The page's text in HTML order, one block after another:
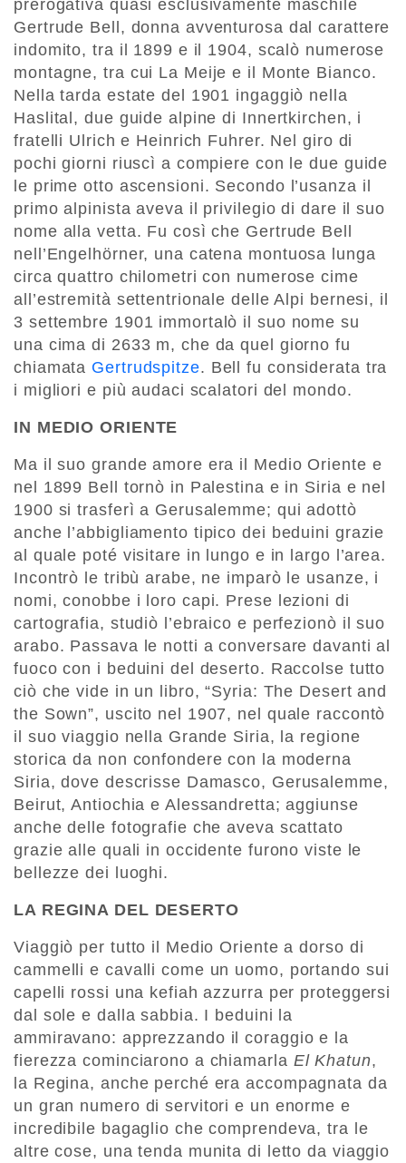
prerogativa quasi esclusivamente maschile
Gertrude Bell, donna avventurosa dal carattere
indomito, tra il 1899 e il 1904, scalò numerose
montagne, tra cui La Meije e il Monte Bianco.
Nella tarda estate del 1901 ingaggiò nella
Haslital, due guide alpine di Innertkirchen, i
fratelli Ulrich e Heinrich Fuhrer. Nel giro di
pochi giorni riuscì a compiere con le due guide
le prime otto ascensioni. Secondo l’usanza il
primo alpinista aveva il privilegio di dare il suo
nome alla vetta. Fu così che Gertrude Bell
nell’Engelhörner, una catena montuosa lunga
circa quattro chilometri con numerose cime
all’estremità settentrionale delle Alpi bernesi, il
3 settembre 1901 immortalò il suo nome su
una cima di 2633 m, che da quel giorno fu
chiamata Gertrudspitze. Bell fu considerata tra
i migliori e più audaci scalatori del mondo.
IN MEDIO ORIENTE
Ma il suo grande amore era il Medio Oriente e
nel 1899 Bell tornò in Palestina e in Siria e nel
1900 si trasferì a Gerusalemme; qui adottò
anche l’abbigliamento tipico dei beduini grazie
al quale poté visitare in lungo e in largo l’area.
Incontrò le tribù arabe, ne imparò le usanze, i
nomi, conobbe i loro capi. Prese lezioni di
cartografia, studiò l’ebraico e perfezionò il suo
arabo. Passava le notti a conversare davanti al
fuoco con i beduini del deserto. Raccolse tutto
ciò che vide in un libro, “Syria: The Desert and
the Sown”, uscito nel 1907, nel quale raccontò
il suo viaggio nella Grande Siria, la regione
storica da non confondere con la moderna
Siria, dove descrisse Damasco, Gerusalemme,
Beirut, Antiochia e Alessandretta; aggiunse
anche delle fotografie che aveva scattato
grazie alle quali in occidente furono viste le
bellezze dei luoghi.
LA REGINA DEL DESERTO
Viaggiò per tutto il Medio Oriente a dorso di
cammelli e cavalli come un uomo, portando sui
capelli rossi una kefiah azzurra per proteggersi
dal sole e dalla sabbia. I beduini la
ammiravano: apprezzando il coraggio e la
fierezza cominciarono a chiamarla El Khatun,
la Regina, anche perché era accompagnata da
un gran numero di servitori e un enorme e
incredibile bagaglio che comprendeva, tra le
altre cose, una tenda munita di letto da viaggio